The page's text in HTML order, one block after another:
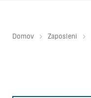
Domov Zaposleni